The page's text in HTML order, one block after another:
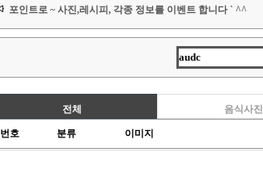
포인트로 ~ 사진,레시피, 각종 정보를 이벤트 합니다 ` ^^
전체 음식사진
번호 분류 이미지